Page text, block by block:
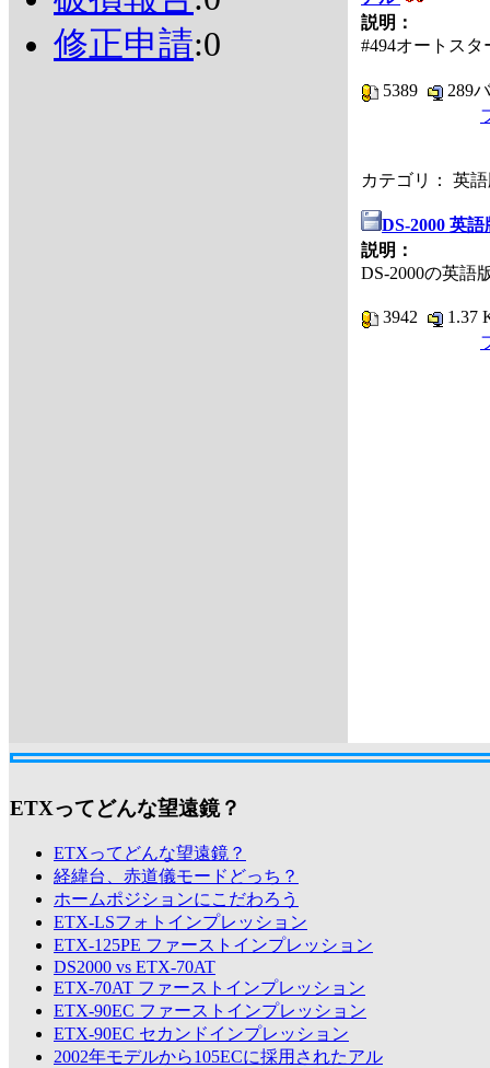
修正申請:0
説明：
#494オートス
5389
289
カテゴリ： 英
DS-2000 英
説明：
DS-2000の英語
3942
1.37
ETXってどんな望遠鏡？
ETXってどんな望遠鏡？
経緯台、赤道儀モードどっち？
ホームポジションにこだわろう
ETX-LSフォトインプレッション
ETX-125PE ファーストインプレッション
DS2000 vs ETX-70AT
ETX-70AT ファーストインプレッション
ETX-90EC ファーストインプレッション
ETX-90EC セカンドインプレッション
2002年モデルから105ECに採用されたアル